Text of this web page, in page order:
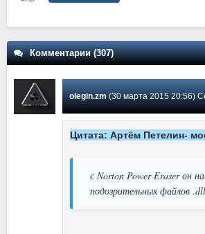
Комментарии (307)
olegin.zm(30 марта 2015 20:56) Сообщение
Цитата: Артём Петелин-
с Norton Power Eraser он
подозрительных файлов .dll